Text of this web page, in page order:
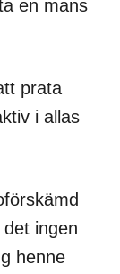
en mans
prata
i allas
ingen
henne